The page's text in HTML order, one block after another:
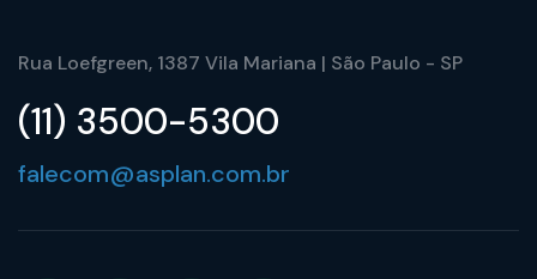
Rua Loefgreen, 1387 Vila Mariana | São Paulo - SP
(11) 3500-5300
falecom@asplan.com.br